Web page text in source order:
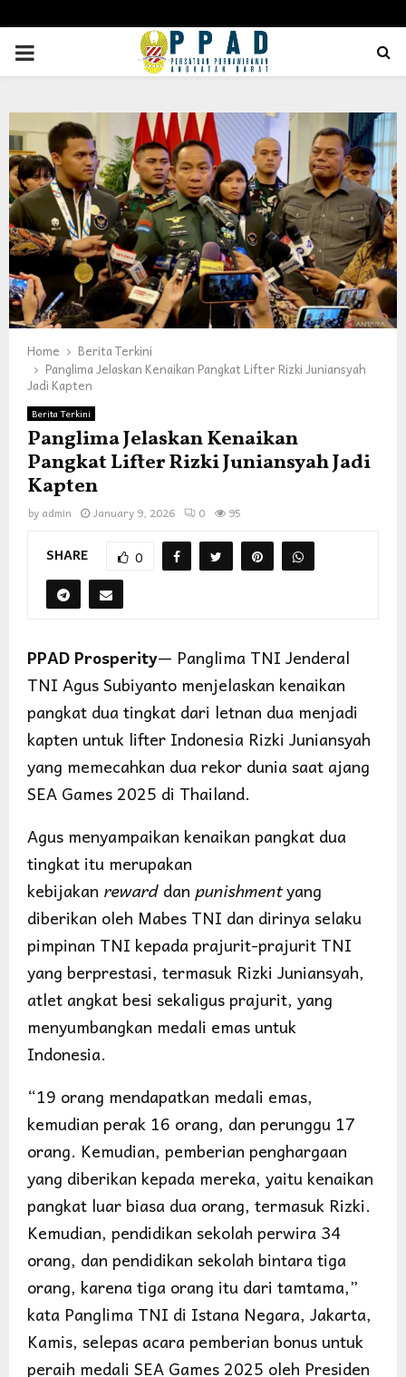
PRIMARY
Home
Berita Terkini
Panglima Jelaskan Kenaikan Pangkat Lifter Rizki Juniansyah
Jadi Kapten
Berita Terkini
Panglima Jelaskan Kenaikan
Pangkat Lifter Rizki Juniansyah Jadi
Kapten
by admin January 9, 2026 0 95
SHARE 0
PPAD Prosperity— Panglima TNI Jenderal
TNI Agus Subiyanto menjelaskan kenaikan
pangkat dua tingkat dari letnan dua menjadi
kapten untuk lifter Indonesia Rizki Juniansyah
yang memecahkan dua rekor dunia saat ajang
SEA Games 2025 di Thailand.
Agus menyampaikan kenaikan pangkat dua
tingkat itu merupakan
kebijakan reward dan punishmentyang
diberikan oleh Mabes TNI dan dirinya selaku
pimpinan TNI kepada prajurit-prajurit TNI
yang berprestasi, termasuk Rizki Juniansyah,
atlet angkat besi sekaligus prajurit, yang
menyumbangkan medali emas untuk
Indonesia.
“19 orang mendapatkan medali emas,
kemudian perak 16 orang, dan perunggu 17
orang. Kemudian, pemberian penghargaan
yang diberikan kepada mereka, yaitu kenaikan
pangkat luar biasa dua orang, termasuk Rizki.
Kemudian, pendidikan sekolah perwira 34
orang, dan pendidikan sekolah bintara tiga
orang, karena tiga orang itu dari tamtama,”
kata Panglima TNI di Istana Negara, Jakarta,
Kamis, selepas acara pemberian bonus untuk
peraih medali SEA Games 2025 oleh Presiden